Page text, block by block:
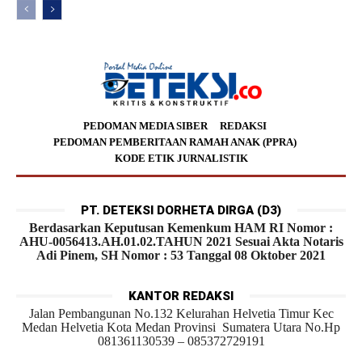
PEDOMAN MEDIA SIBER
REDAKSI
PEDOMAN PEMBERITAAN RAMAH ANAK (PPRA)
KODE ETIK JURNALISTIK
PT. DETEKSI DORHETA DIRGA (D3)
Berdasarkan Keputusan Kemenkum HAM RI Nomor :
AHU-0056413.AH.01.02.TAHUN 2021 Sesuai Akta Notaris
Adi Pinem, SH Nomor : 53 Tanggal 08 Oktober 2021
KANTOR REDAKSI
Jalan Pembangunan No.132 Kelurahan Helvetia Timur Kec
Medan Helvetia Kota Medan Provinsi Sumatera Utara No.Hp
081361130539 – 085372729191